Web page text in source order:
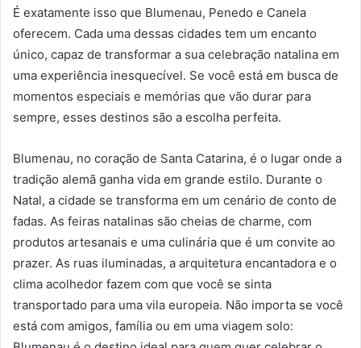
É exatamente isso que Blumenau, Penedo e Canela
oferecem. Cada uma dessas cidades tem um encanto
único, capaz de transformar a sua celebração natalina em
uma experiência inesquecível. Se você está em busca de
momentos especiais e memórias que vão durar para
sempre, esses destinos são a escolha perfeita.
Blumenau, no coração de Santa Catarina, é o lugar onde a
tradição alemã ganha vida em grande estilo. Durante o
Natal, a cidade se transforma em um cenário de conto de
fadas. As feiras natalinas são cheias de charme, com
produtos artesanais e uma culinária que é um convite ao
prazer. As ruas iluminadas, a arquitetura encantadora e o
clima acolhedor fazem com que você se sinta
transportado para uma vila europeia. Não importa se você
está com amigos, família ou em uma viagem solo: